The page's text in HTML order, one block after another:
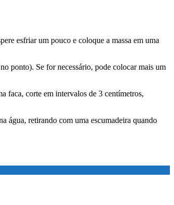
esfriar um pouco e coloque a massa em uma
ponto). Se for necessário, pode colocar mais um
faca, corte em intervalos de 3 centímetros,
água, retirando com uma escumadeira quando